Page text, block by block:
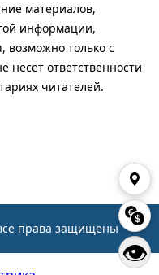
👁
материалов,
информации,
возможно только с
несет ответственности
читателей.
права защищены